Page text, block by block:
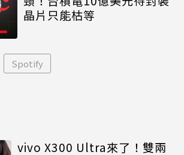
晶片只能枯等
Spotify
vivo X300 Ultra來了！雙兩